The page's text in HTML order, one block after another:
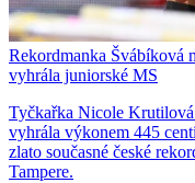
Rekordmanka Švábíková
vyhrála juniorské MS
Tyčkařka Nicole
vyhrála výkonem 445
zlato současné české
Tampere.